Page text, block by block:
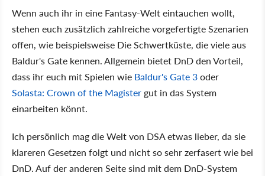
Wenn auch ihr in eine Fantasy-Welt eintauchen wollt,
stehen euch zusätzlich zahlreiche vorgefertigte Szenarien
offen, wie beispielsweise Die Schwertküste, die viele aus
Baldur's Gate kennen. Allgemein bietet DnD den Vorteil,
dass ihr euch mit Spielen wie Baldur's Gate 3oder
Solasta: Crown of the Magister gut in das System
einarbeiten könnt.
Ich persönlich mag die Welt von DSA etwas lieber, da sie
klareren Gesetzen folgt und nicht so sehr zerfasert wie bei
DnD. Auf der anderen Seite sind mit dem DnD-System